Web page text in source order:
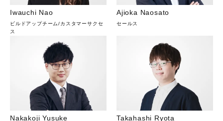
Iwauchi Nao
ビルドアップチーム/カスタマーサクセ
ス
Ajioka Naosato
セールス
Nakakoji Yusuke Takahashi Ryota